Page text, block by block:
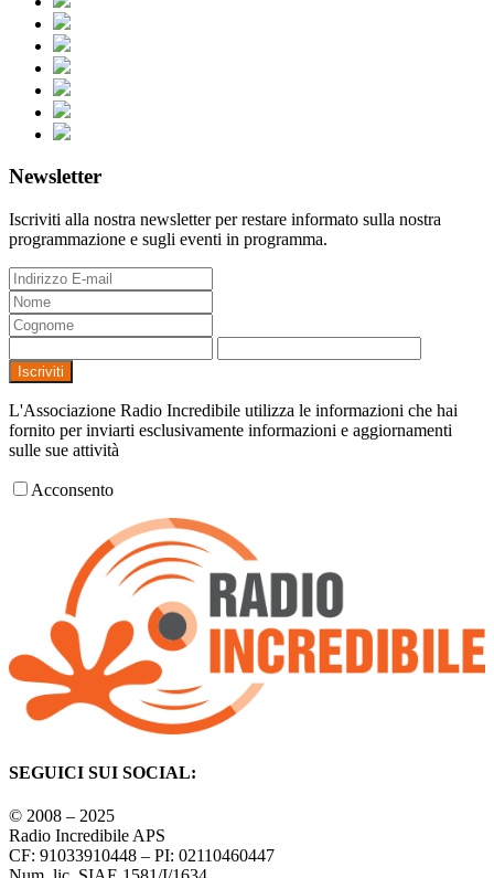
Newsletter
Iscriviti alla nostra newsletter per restare informato sulla nostra
programmazione e sugli eventi in programma.
Iscriviti
L'Associazione Radio Incredibile utilizza le informazioni che hai
fornito per inviarti esclusivamente informazioni e aggiornamenti
sulle sue attività
Acconsento
SEGUICI SUI SOCIAL:
© 2008 – 2025
Radio Incredibile APS
CF: 91033910448 – PI: 02110460447